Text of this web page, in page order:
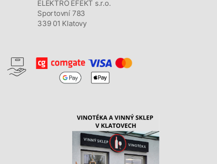
ELEKTRO EFEKT s.r.o.
Sportovní 783
339 01 Klatovy